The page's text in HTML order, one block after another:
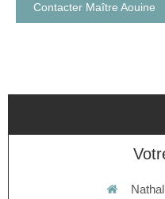
Contacter Maître Aouine